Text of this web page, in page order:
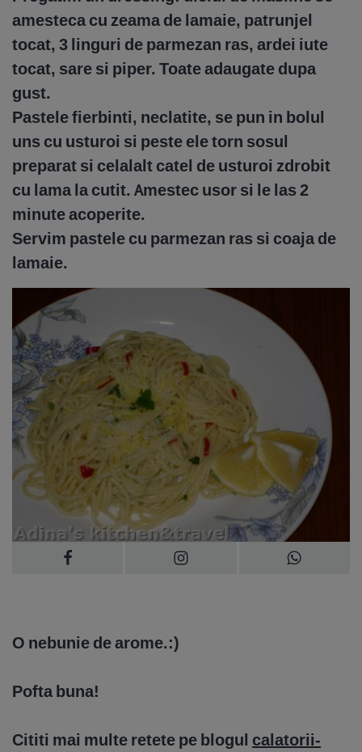
amesteca cu zeama de lamaie, patrunjel
tocat, 3 linguri de parmezan ras, ardei iute
tocat, sare si piper. Toate adaugate dupa
gust.
Pastele fierbinti, neclatite, se pun in bolul
uns cu usturoi si peste ele torn sosul
preparat si celalalt catel de usturoi zdrobit
cu lama la cutit. Amestec usor si le las 2
minute acoperite.
Servim pastele cu parmezan ras si coaja de
lamaie.
O nebunie de arome.:)
Pofta buna!
Cititi mai multe retete pe blogul calatorii-